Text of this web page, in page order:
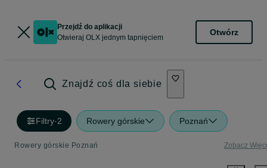
Przejdź do aplikacji
Otwieraj OLX jednym tapnięciem
Otwórz
Znajdź coś dla siebie
Filtry·2 Rowery górskie Poznań
Rowery górskie Poznań Zobacz